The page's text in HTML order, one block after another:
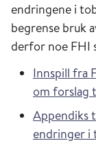
endringene i
begrense bruk
derfor noe FHI
Innspill fra
om forslag
Appendiks
endringer i